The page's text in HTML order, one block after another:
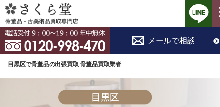
コ
ン
テ
ツ
目黒区で骨董品の出張買取 骨董品買取業者
メールで相談